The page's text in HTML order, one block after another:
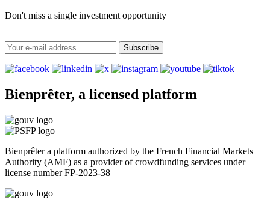
Don't miss a single investment opportunity
Subscribe
Bienprêter, a licensed platform
Bienprêter a platform authorized by the French Financial Markets
Authority (AMF) as a provider of crowdfunding services under
license number FP-2023-38